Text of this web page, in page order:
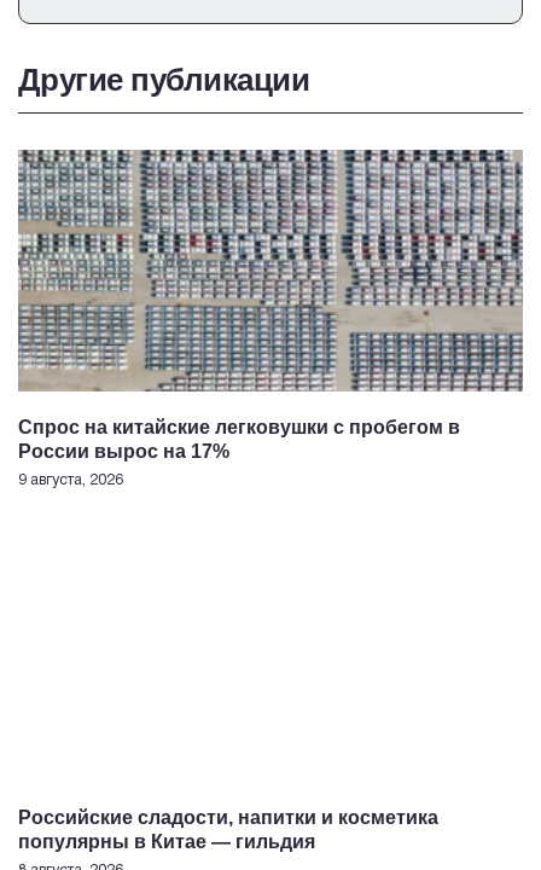
Другие публикации
Спрос на китайские легковушки с пробегом в
России вырос на 17%
9 августа, 2026
Российские сладости, напитки и косметика
популярны в Китае — гильдия